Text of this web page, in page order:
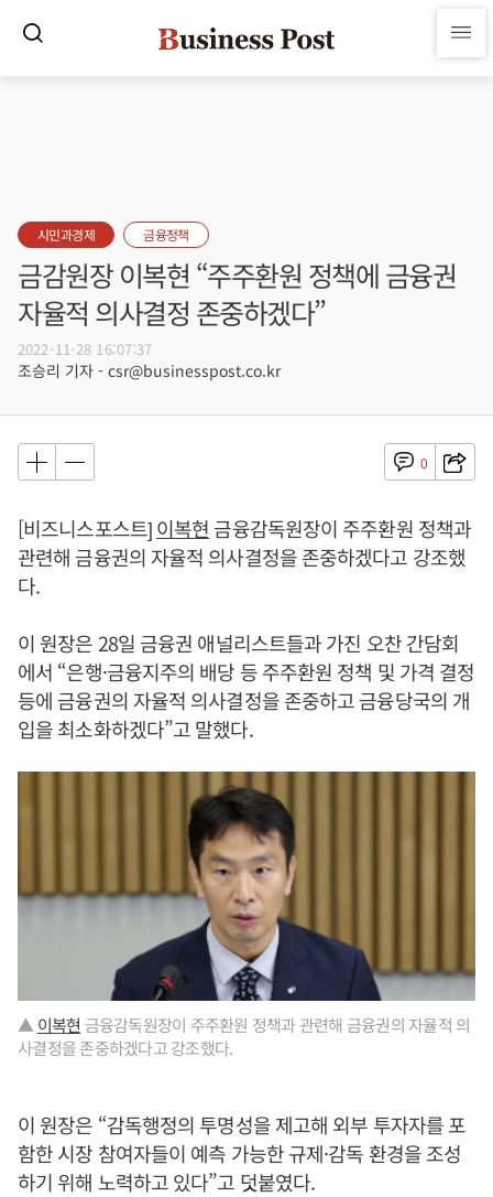
시민과경제 금융정책
금감원장 이복현 “주주환원 정책에 금융권
자율적 의사결정 존중하겠다”
2022-11-28 16:07:37
조승리 기자 - csr@businesspost.co.kr
0
[비즈니스포스트]이복현 금융감독원장이 주주환원 정책과
관련해 금융권의 자율적 의사결정을 존중하겠다고 강조했
다.
이 원장은 28일 금융권 애널리스트들과 가진 오찬 간담회
에서 “은행·금융지주의 배당 등 주주환원 정책 및 가격 결정
등에 금융권의 자율적 의사결정을 존중하고 금융당국의 개
입을 최소화하겠다”고 말했다.
▲ 이복현 금융감독원장이 주주환원 정책과 관련해 금융권의 자율적 의
사결정을 존중하겠다고 강조했다.
이 원장은 “감독행정의 투명성을 제고해 외부 투자자를 포
함한 시장 참여자들이 예측 가능한 규제·감독 환경을 조성
하기 위해 노력하고 있다”고 덧붙였다.